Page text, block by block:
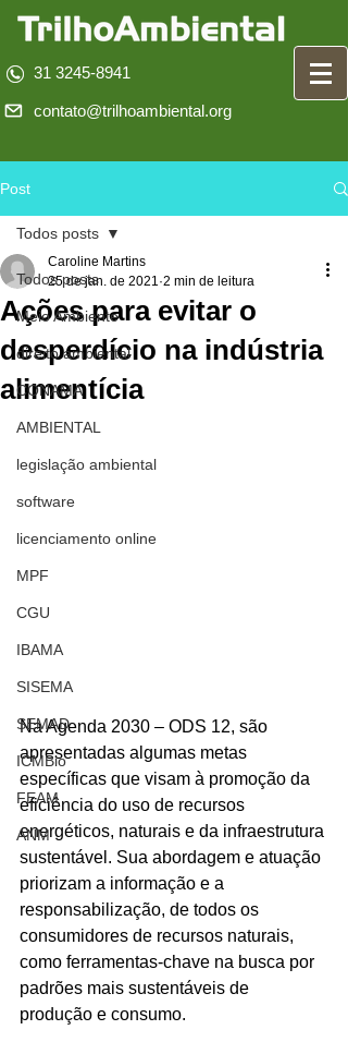
31 3245-8941
contato@trilhoambiental.org
Post
Todos posts
Meio Ambiente
direito ambiental
CONAMA
AMBIENTAL
legislação ambiental
software
licenciamento online
MPF
CGU
IBAMA
SISEMA
SEMAD
ICMBio
FEAM
ANM
Todos posts
Ações para evitar o
desperdício na indústria
alimentícia
Caroline Martins
25 de jan. de 2021 2 min de leitura
Na Agenda 2030 – ODS 12, são
apresentadas algumas metas
específicas que visam à promoção da
eficiência do uso de recursos
energéticos, naturais e da infraestrutura
sustentável. Sua abordagem e atuação
priorizam a informação e a
responsabilização, de todos os
consumidores de recursos naturais,
como ferramentas-chave na busca por
padrões mais sustentáveis de
produção e consumo.